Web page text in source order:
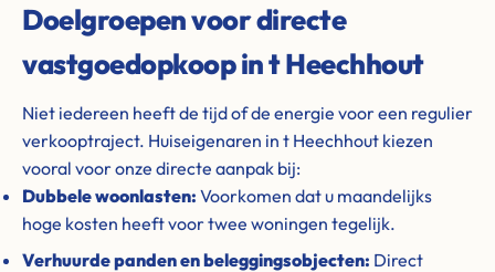
Doelgroepen voor directe
vastgoedopkoop in t Heechhout
Niet iedereen heeft de tijd of de energie voor een regulier
verkooptraject. Huiseigenaren in t Heechhout kiezen
vooral voor onze directe aanpak bij:
Dubbele woonlasten: Voorkomen dat u maandelijks
hoge kosten heeft voor twee woningen tegelijk.
Verhuurde panden en beleggingsobjecten: Direct